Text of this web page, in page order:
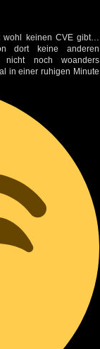
wohl keinen CVE gibt…
dort keine anderen
nicht noch woanders
in einer ruhigen Minute